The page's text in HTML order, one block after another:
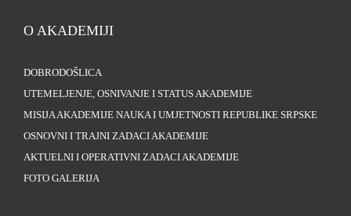
O AKADEMIJI
DOBRODOŠLICA
UTEMELJENJE, OSNIVANJE I STATUS AKADEMIJE
MISIJA AKADEMIJE NAUKA I UMJETNOSTI REPUBLIKE SRPSKE
OSNOVNI I TRAJNI ZADACI AKADEMIJE
AKTUELNI I OPERATIVNI ZADACI AKADEMIJE
FOTO GALERIJA